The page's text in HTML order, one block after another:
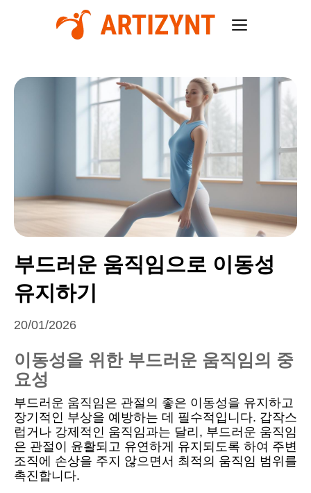
부드러운 움직임으로 이동성
유지하기
20/01/2026
이동성을 위한 부드러운 움직임의 중
요성
부드러운 움직임은 관절의 좋은 이동성을 유지하고
장기적인 부상을 예방하는 데 필수적입니다. 갑작스
럽거나 강제적인 움직임과는 달리, 부드러운 움직임
은 관절이 윤활되고 유연하게 유지되도록 하여 주변
조직에 손상을 주지 않으면서 최적의 움직임 범위를
촉진합니다.